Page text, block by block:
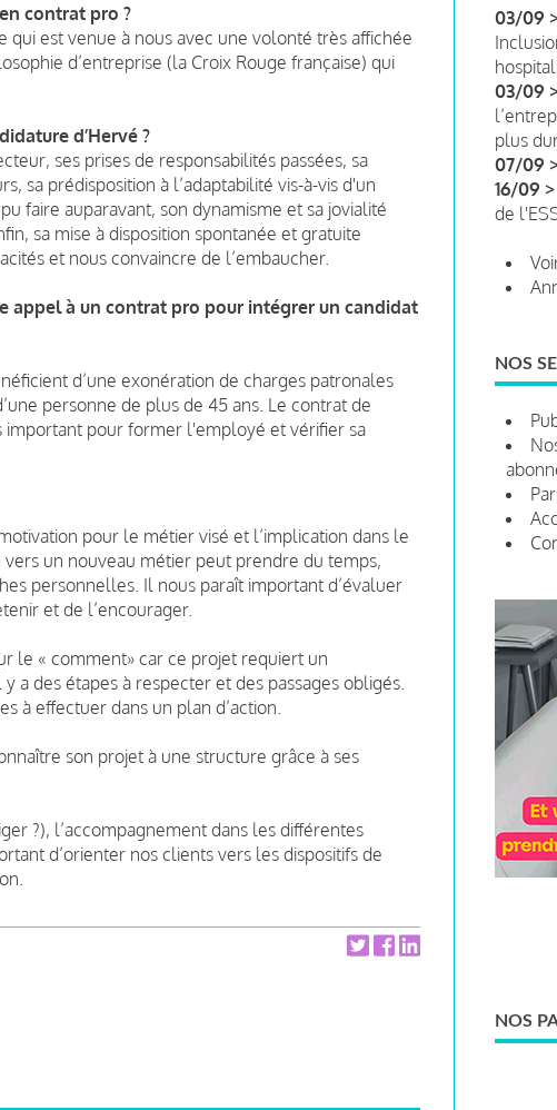
contrat pro ?
est venue à nous avec une volonté très affichée
d’entreprise (la Croix Rouge française) qui
d’Hervé ?
ses prises de responsabilités passées, sa
sa prédisposition à l’adaptabilité vis-à-vis d'un
faire auparavant, son dynamisme et sa jovialité
sa mise à disposition spontanée et gratuite
et nous convaincre de l’embaucher.
appel à un contrat pro pour intégrer un candidat
d’une exonération de charges patronales
personne de plus de 45 ans. Le contrat de
important pour former l'employé et vérifier sa
pour le métier visé et l’implication dans le
un nouveau métier peut prendre du temps,
personnelles. Il nous paraît important d’évaluer
et de l’encourager.
le « comment» car ce projet requiert un
a des étapes à respecter et des passages obligés.
à effectuer dans un plan d’action.
son projet à une structure grâce à ses
?), l’accompagnement dans les différentes
d’orienter nos clients vers les dispositifs de
03/09
03/09
plus
07/09
16/09 >
de
NOS
NOS